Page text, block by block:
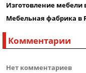
Изготовление мебели
Мебельная фабрика в
Комментарии
Нет комментариев